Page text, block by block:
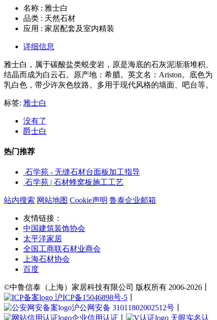
名称 : 雅士白
品类 : 天然石材
应用 : 家居配套及室内精装
详细信息
雅士白，属于碳酸盐类蜕变岩，原是海底的石灰泥渐渐堆积、
结晶而成为白云石。原产地：希腊。英文名：Ariston。底色为
乳白色，带少许灰色纹路。多用于现代风格的墙面、吧台等。
标签: 雅士白
没有了
爵士白
热门推荐
石学苑 - 无缝石材台面板加工指导
石学苑 | 石材蜂窝板施工工艺
站内搜索 网站地图 Cookie声明 鲁泰企业邮箱
友情链接：
中国建筑装饰协会
太平洋家居
全国工商联石材业商会
上海石材协会
百度
©中鲁信泰（上海）家居科技有限公司 版权所有 2006-2026丨
沪ICP备15046898号-5
沪公网安备 31011802002512号
企业信用认证
天眼实名认